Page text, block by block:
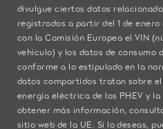
divulgue ciertos datos
registrados a partir del 1 de enero
con la Comisión Europea el VIN
vehículo) y los datos de consumo
conforme a lo estipulado en la
datos compartidos tratan sobre
energía eléctrica de los PHEV y
obtener más información,
sitio web de la UE . Si lo deseas,